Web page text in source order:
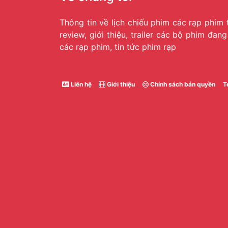
Thông tin về lịch chiếu phim các rạp phim
review, giới thiệu, trailer các bộ phim
các rạp phim, tin tức phim rạp
Liên hệ Giới thiệu Chính sách bản quyền